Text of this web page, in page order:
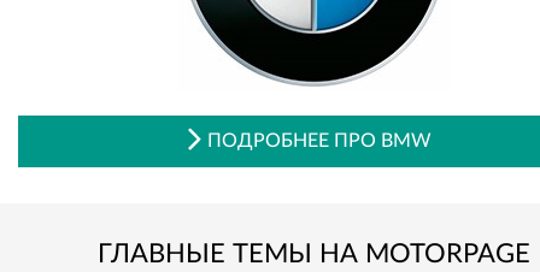
ПОДРОБНЕЕ ПРО BMW
ГЛАВНЫЕ ТЕМЫ НА MOTORPAGE